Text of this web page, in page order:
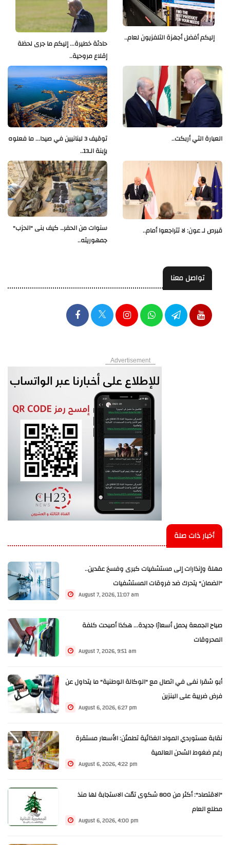
حادثة خطيرة... إليكم ما جرى لحظة
إقلاع مروحية..
إليكم أفضل أجهزة التلفزيون لعام..
توقيف 3 لبنانيين في صيدا... ما فعلوه
بإبنة الـ13..
العبارة التي أربكت..
سنوات من الحفر… كيف بنى "الحزب"
جمهوريته..
قبرص لـ عون: لا تتراجعوا أمام..
تواصل معنا
Advertisement
أخبار ذات صلة
مهلة وإنذارات إلى مستشفيات كبرى وفسخ عقدين..
"الضمان" يتحرك ضد فروقات المستشفيات
August 7, 2026, 11:07 am
صباح الجمعة يحمل أسعارًا جديدة... هكذا أصبحت كلفة
المحروقات
August 7, 2026, 9:51 am
أبو شقرا نفى في اتصال مع "الوكالة الوطنية" ما يتداول عن
فرض ضريبة على البنزين
August 6, 2026, 6:27 pm
نقابة مستوردي المواد الغذائية تطمئن: الأسعار مستقرة
رغم ضغوط الشحن العالمية
August 6, 2026, 4:22 pm
"الاقتصاد": أكثر من 800 شكوى تمّت الاستجابة لها منذ
مطلع العام
August 6, 2026, 4:00 pm